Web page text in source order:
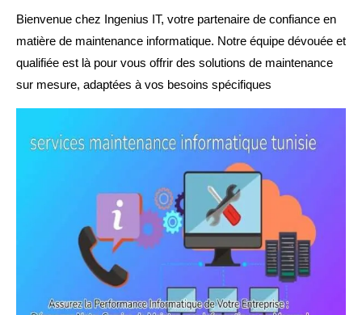
Bienvenue chez Ingenius IT, votre partenaire de confiance en
matière de maintenance informatique. Notre équipe dévouée et
qualifiée est là pour vous offrir des solutions de maintenance
sur mesure, adaptées à vos besoins spécifiques